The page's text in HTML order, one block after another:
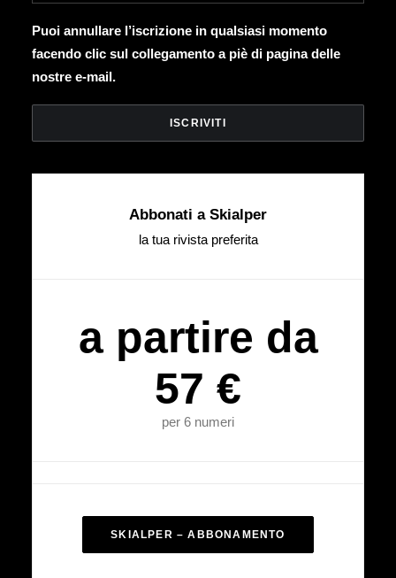
Puoi annullare l’iscrizione in qualsiasi momento
facendo clic sul collegamento a piè di pagina delle
nostre e-mail.
Abbonati a Skialper
la tua rivista preferita
a partire da
57 €
per 6 numeri
SKIALPER – ABBONAMENTO